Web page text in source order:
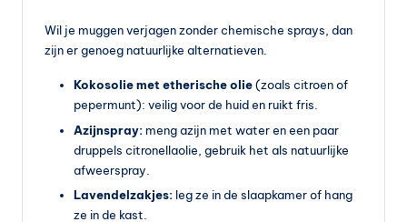
Wil je muggen verjagen zonder chemische sprays, dan
zijn er genoeg natuurlijke alternatieven.
Kokosolie met etherische olie(zoals citroen of
pepermunt): veilig voor de huid en ruikt fris.
Azijnspray:meng azijn met water en een paar
druppels citronellaolie, gebruik het als natuurlijke
afweerspray.
Lavendelzakjes: leg ze in de slaapkamer of hang
ze in de kast.